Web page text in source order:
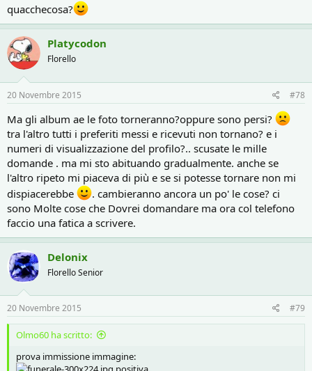
quacchecosa?
Platycodon
Florello
20 Novembre 2015 #78
Ma gli album ae le foto torneranno?oppure sono persi?
tra l'altro tutti i preferiti messi e ricevuti non tornano? e i
numeri di visualizzazione del profilo?.. scusate le mille
domande . ma mi sto abituando gradualmente. anche se
l'altro ripeto mi piaceva di più e se si potesse tornare non mi
dispiacerebbe
. cambieranno ancora un po' le cose? ci
sono Molte cose che Dovrei domandare ma ora col telefono
faccio una fatica a scrivere.
Delonix
Florello Senior
20 Novembre 2015 #79
Olmo60 ha scritto:
prova immissione immagine: